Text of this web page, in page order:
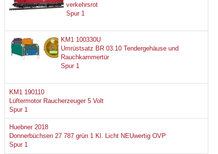
verkehrsrot
Spur 1
KM1 100330U
Umrüstsatz BR 03.10 Tendergehäuse und
Rauchkammertür
Spur 1
KM1 190110
Lüftermotor Raucherzeuger 5 Volt
Spur 1
Huebner 2018
Donnerbüchsen 27 787 grün 1 Kl. Licht NEUwertig OVP
Spur 1